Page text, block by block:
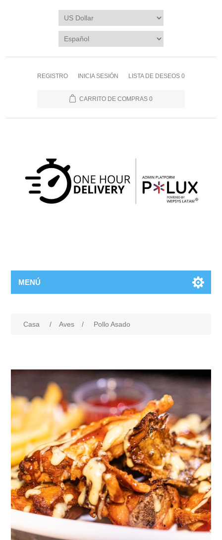
REGISTRO INICIA SESIÓN LISTA DE DESEOS 0
CARRITO DE COMPRAS 0
MENÚ
Casa / Aves / Pollo Asado